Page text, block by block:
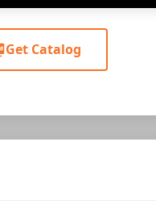
Get Catalog